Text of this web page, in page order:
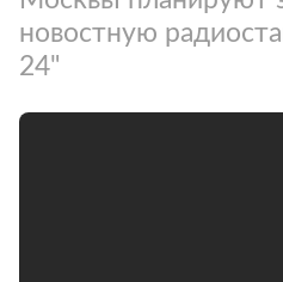
новостную
24"